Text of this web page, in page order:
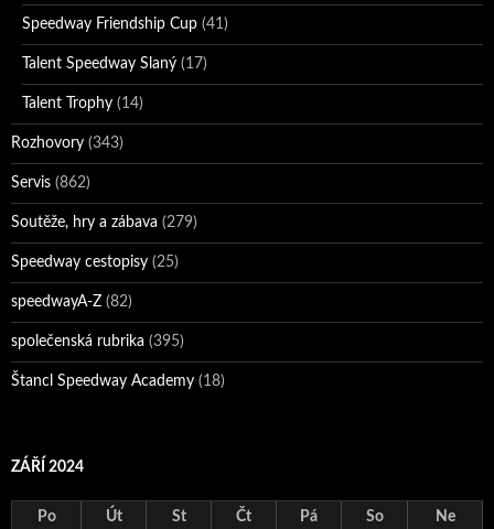
Speedway Friendship Cup (41)
Talent Speedway Slaný (17)
Talent Trophy (14)
Rozhovory (343)
Servis (862)
Soutěže, hry a zábava (279)
Speedway cestopisy (25)
speedwayA-Z (82)
společenská rubrika (395)
Štancl Speedway Academy (18)
ZÁŘÍ 2024
Po Út St Čt Pá So Ne